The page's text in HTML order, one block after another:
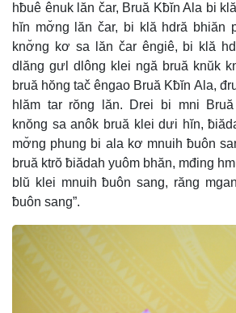
hƀuê ênuk lăn čar, Bruă Kƀĭn Ala bi
hĭn mơ̆ng lăn čar, bi klă hdră bhiăn
knơ̆ng kơ sa lăn čar êngiê, bi klă
dlăng gưl dlông klei ngă bruă knŭk
bruă hŏng tač êngao Bruă Kƀĭn Ala,
hlăm tar rŏng lăn. Drei bi mni
knŏng sa anôk bruă klei dưi hĭn,
mơ̆ng phung bi ala kơ mnuih ƀuôn
bruă ktrŏ ƀiădah yuôm bhăn, mđing
blŭ klei mnuih ƀuôn sang, răng
ƀuôn sang”.